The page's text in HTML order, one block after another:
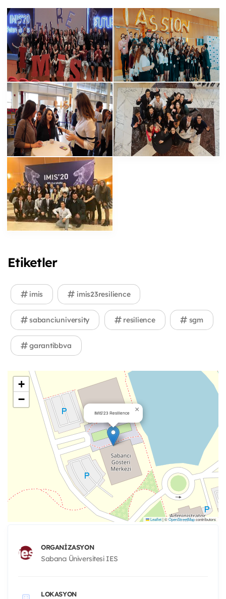
Etiketler
imis imis23resilience
sabanciuniversity resilience sgm
garantibbva
IMIS'23 Resilience ×
+
−
Leaflet|©OpenStreetMapcontributors
ORGANIZASYON
Sabancı Üniversitesi IES
LOKASYON